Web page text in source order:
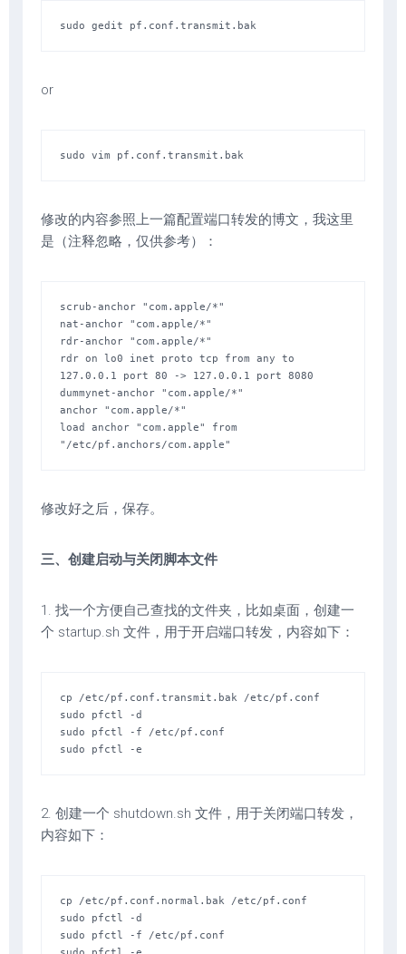
sudo gedit pf.conf.transmit.bak
or
sudo vim pf.conf.transmit.bak
修改的内容参照上一篇配置端口转发的博文，我这里
是（注释忽略，仅供参考）：
scrub-anchor "com.apple/*"
nat-anchor "com.apple/*"
rdr-anchor "com.apple/*"
rdr on lo0 inet proto tcp from any to
127.0.0.1 port 80 -> 127.0.0.1 port 8080
dummynet-anchor "com.apple/*"
anchor "com.apple/*"
load anchor "com.apple" from
"/etc/pf.anchors/com.apple"
修改好之后，保存。
三、创建启动与关闭脚本文件
1. 找一个方便自己查找的文件夹，比如桌面，创建一
个 startup.sh 文件，用于开启端口转发，内容如下：
cp /etc/pf.conf.transmit.bak /etc/pf.conf
sudo pfctl -d
sudo pfctl -f /etc/pf.conf
sudo pfctl -e
2. 创建一个 shutdown.sh 文件，用于关闭端口转发，
内容如下：
cp /etc/pf.conf.normal.bak /etc/pf.conf
sudo pfctl -d
sudo pfctl -f /etc/pf.conf